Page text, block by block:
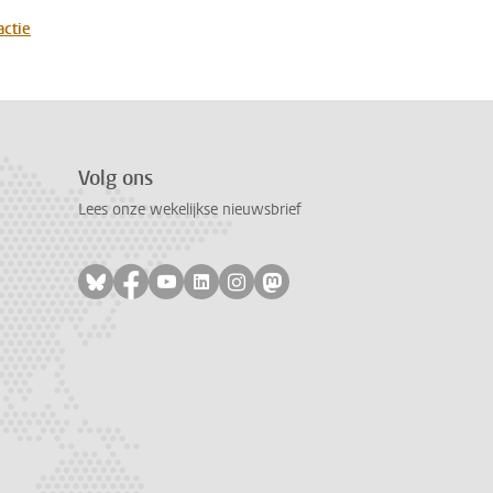
Volg ons
Lees onze wekelijkse nieuwsbrief
Volg ons op bluesky
Volg ons op facebook
Volg ons op youtube
Volg ons op linkedin
Volg ons op instagram
Volg ons op mastodon